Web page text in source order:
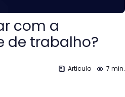
com a
de trabalho?
Articulo 7 min.